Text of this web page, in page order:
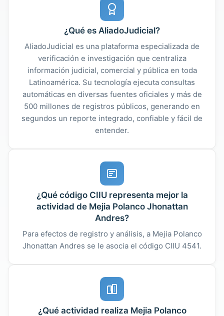
¿Qué es AliadoJudicial?
AliadoJudicial es una plataforma especializada de
verificación e investigación que centraliza
información judicial, comercial y pública en toda
Latinoamérica. Su tecnología ejecuta consultas
automáticas en diversas fuentes oficiales y más de
500 millones de registros públicos, generando en
segundos un reporte integrado, confiable y fácil de
entender.
¿Qué código CIIU representa mejor la
actividad de Mejia Polanco Jhonattan
Andres?
Para efectos de registro y análisis, a Mejia Polanco
Jhonattan Andres se le asocia el código CIIU 4541.
¿Qué actividad realiza Mejia Polanco